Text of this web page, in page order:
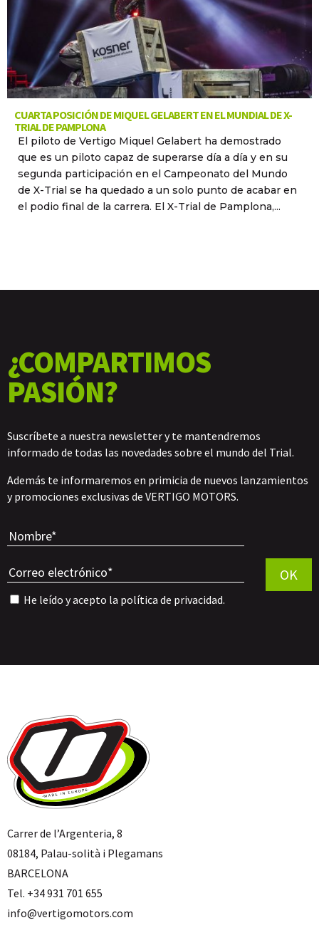
CUARTA POSICIÓN DE MIQUEL GELABERT EN EL MUNDIAL DE X-
TRIAL DE PAMPLONA
El piloto de Vertigo Miquel Gelabert ha demostrado
que es un piloto capaz de superarse día a día y en su
segunda participación en el Campeonato del Mundo
de X-Trial se ha quedado a un solo punto de acabar en
el podio final de la carrera. El X-Trial de Pamplona,...
¿COMPARTIMOS
PASIÓN?
Suscríbete a nuestra newsletter y te mantendremos
informado de todas las novedades sobre el mundo del Trial.
Además te informaremos en primicia de nuevos lanzamientos
y promociones exclusivas de VERTIGO MOTORS.
He leído y acepto la política de privacidad.
OK
Carrer de l’Argenteria, 8
08184, Palau-solità i Plegamans
BARCELONA
Tel. +34 931 701 655
info@vertigomotors.com